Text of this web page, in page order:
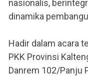
nasionalis,
dinamika
Hadir dalam acara
PKK Provinsi
Danrem 102/Panju